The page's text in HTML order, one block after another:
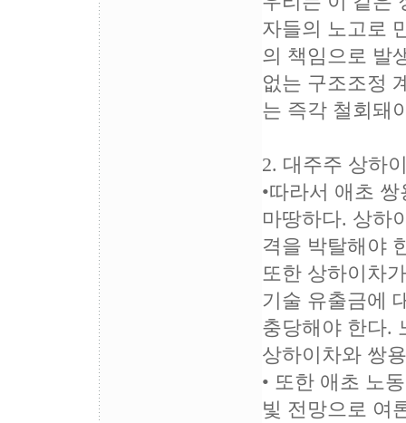
자들의 노고로
의 책임으로 발
없는 구조조정
는 즉각 철회돼
2. 대주주 상하
•따라서 애초
마땅하다. 상하
격을 박탈해야
또한 상하이차
기술 유출금에
충당해야 한다.
상하이차와 쌍
• 또한 애초 노
빛 전망으로 여